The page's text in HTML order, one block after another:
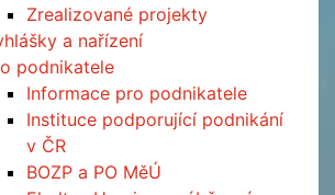
Zrealizované projekty
a nařízení
podnikatele
Informace pro podnikatele
Instituce podporující podnikání
v ČR
BOZP a PO MěÚ